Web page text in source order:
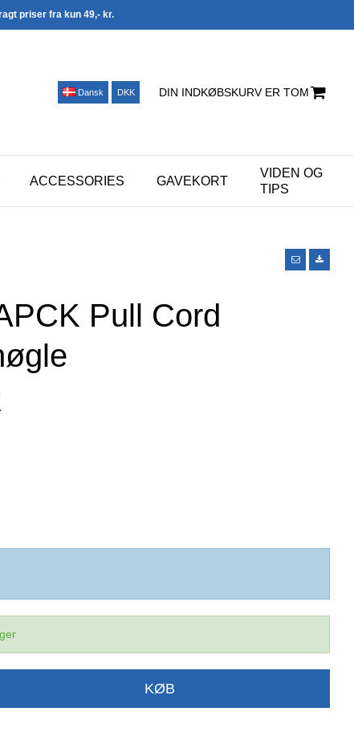
priser fra kun 49,- kr.
Dansk DKK DIN INDKØBSKURV ER TOM
ACCESSORIES GAVEKORT
VIDEN OG
TIPS
Pull Cord
KØB